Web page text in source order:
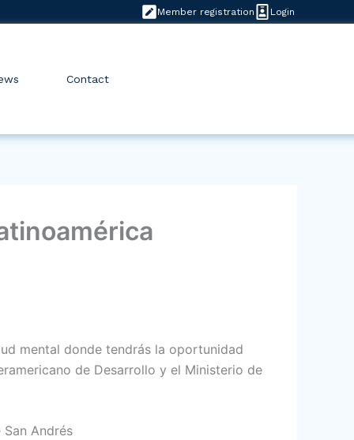
Login
Member registration
Contact
mental donde tendrás la oportunidad
de Desarrollo y el Ministerio de
Andrés